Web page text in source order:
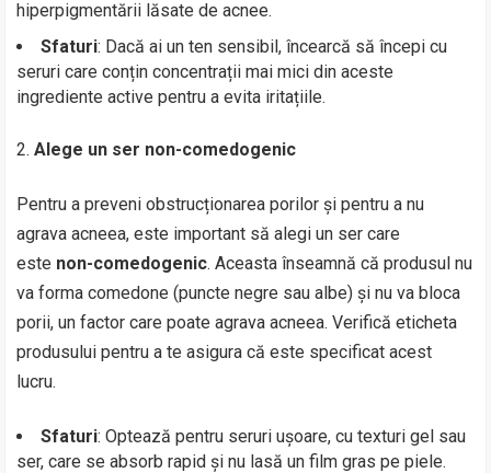
hiperpigmentării lăsate de acnee.
Sfaturi: Dacă ai un ten sensibil, încearcă să începi cu
seruri care conțin concentrații mai mici din aceste
ingrediente active pentru a evita iritațiile.
Alege un ser non-comedogenic
Pentru a preveni obstrucționarea porilor și pentru a nu
agrava acneea, este important să alegi un ser care
este non-comedogenic. Aceasta înseamnă că produsul nu
va forma comedone (puncte negre sau albe) și nu va bloca
porii, un factor care poate agrava acneea. Verifică eticheta
produsului pentru a te asigura că este specificat acest
lucru.
Sfaturi: Optează pentru seruri ușoare, cu texturi gel sau
ser, care se absorb rapid și nu lasă un film gras pe piele.